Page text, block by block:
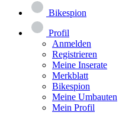
Bikespion
Profil
Anmelden
Registrieren
Meine Inserate
Merkblatt
Bikespion
Meine Umbauten
Mein Profil